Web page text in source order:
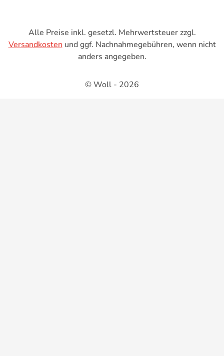
Alle Preise inkl. gesetzl. Mehrwertsteuer zzgl.
Versandkosten und ggf. Nachnahmegebühren, wenn nicht
anders angegeben.
© Woll - 2026